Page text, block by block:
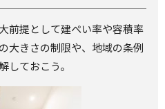
前提として建ぺい率や容積率
大きさの制限や、地域の条例
しておこう。